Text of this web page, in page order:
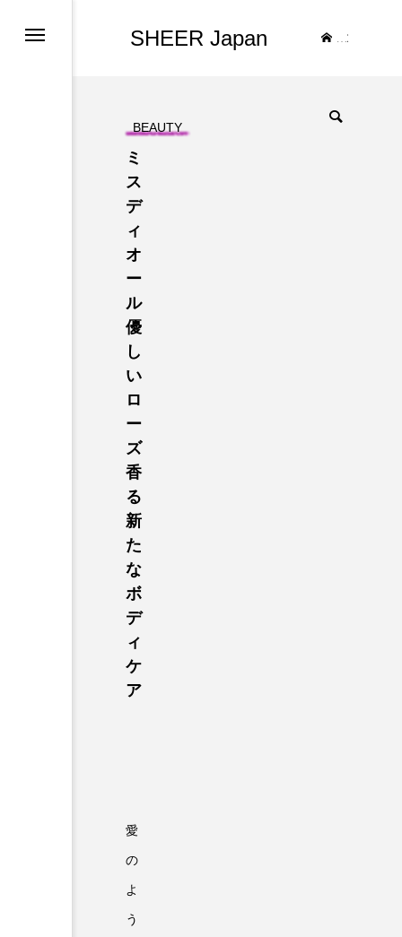
SHEER Japan
BEAUTY
ミ
ス
デ
ィ
オ
ー
ル
優
し
い
ロ
ー
ズ
香
る
新
た
な
ボ
デ
ィ
ケ
ア
愛
の
よ
う